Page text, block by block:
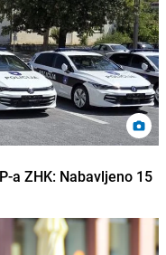
a ZHK: Nabavljeno 15